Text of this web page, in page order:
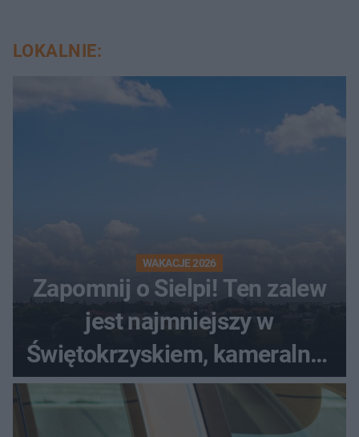
LOKALNIE:
WAKACJE 2026
Zapomnij o Sielpi! Ten zalew
jest najmniejszy w
Świętokrzyskiem, kameralny i
bez tłumów